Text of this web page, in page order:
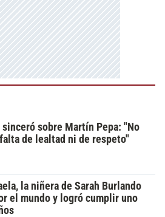
sinceró sobre Martín Pepa: "No
de lealtad ni de respeto"
la niñera de Sarah Burlando
el mundo y logró cumplir uno